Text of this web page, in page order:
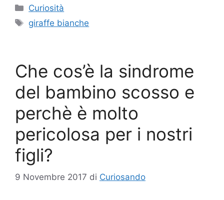
Categorie
Curiosità
Tag
giraffe bianche
Che cos’è la sindrome
del bambino scosso e
perchè è molto
pericolosa per i nostri
figli?
9 Novembre 2017 di Curiosando